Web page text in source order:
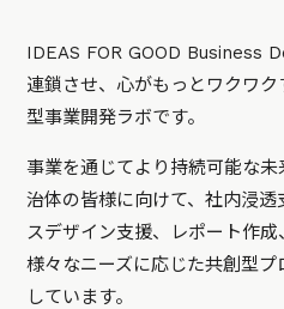
IDEAS FOR GOOD Business
連鎖させ、心がもっとワクワク
型事業開発ラボです。
事業を通じてより持続可能な
治体の皆様に向けて、社内浸
スデザイン支援、レポート作成
様々なニーズに応じた共創型
しています。